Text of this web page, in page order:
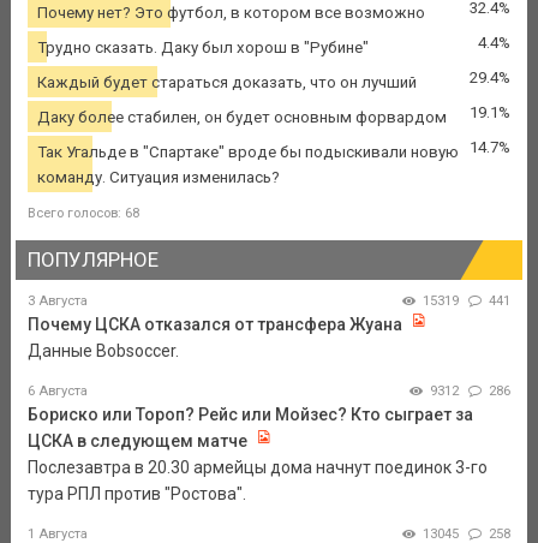
Почему нет? Это футбол, в котором все возможно 32.4%
Трудно сказать. Даку был хорош в "Рубине" 4.4%
Каждый будет стараться доказать, что он лучший 29.4%
Даку более стабилен, он будет основным форвардом 19.1%
Так Угальде в "Спартаке" вроде бы подыскивали новую
команду. Ситуация изменилась?
14.7%
Всего голосов: 68
ПОПУЛЯРНОЕ
3 Августа 15319 441
Почему ЦСКА отказался от трансфера Жуана
Данные Bobsoccer.
6 Августа 9312 286
Бориско или Тороп? Рейс или Мойзес? Кто сыграет за
ЦСКА в следующем матче
Послезавтра в 20.30 армейцы дома начнут поединок 3-го
тура РПЛ против "Ростова".
1 Августа 13045 258